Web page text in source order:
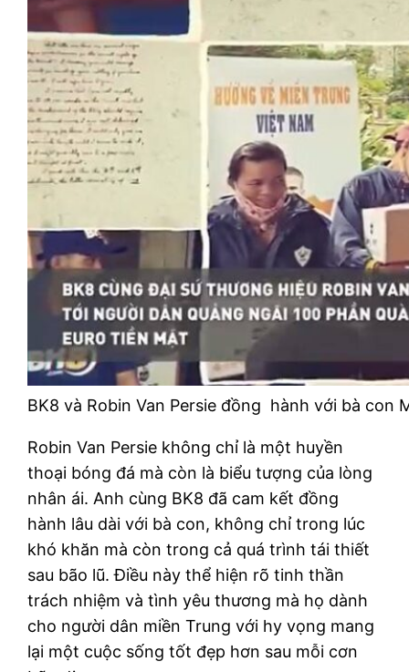
BK8 và Robin Van Persie đồng hành với bà con
Robin Van Persie không chỉ là một huyền
thoại bóng đá mà còn là biểu tượng của lòng
nhân ái. Anh cùng BK8 đã cam kết đồng
hành lâu dài với bà con, không chỉ trong lúc
khó khăn mà còn trong cả quá trình tái thiết
sau bão lũ. Điều này thể hiện rõ tinh thần
trách nhiệm và tình yêu thương mà họ dành
cho người dân miền Trung với hy vọng mang
lại một cuộc sống tốt đẹp hơn sau mỗi cơn